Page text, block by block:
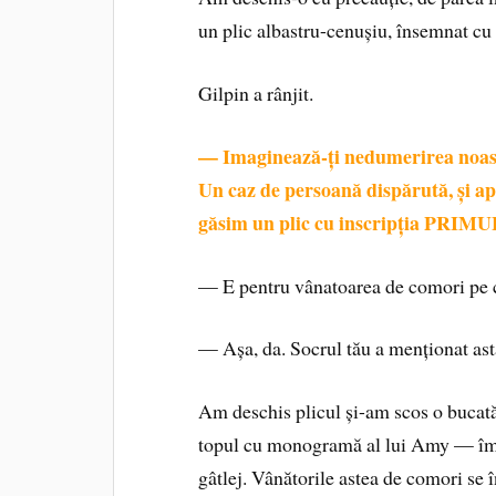
un plic albastru-cenușiu, însemnat
Gilpin a rânjit.
— Imaginează-ți nedumerirea
Un caz de persoană dispărută, și
găsim un plic cu inscripția
— E pentru vânatoarea de comori
— Așa, da. Socrul tău a menționat
Am deschis plicul și-am scos o
topul cu monogramă al lui Amy —
gâtlej. Vânătorile astea de comori